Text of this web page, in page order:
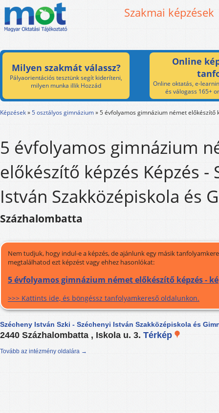
Szakmai képzések
Milyen szakmát válassz?
Pályaorientációs tesztünk segít kideríteni,
milyen munka illik Hozzád
Online
Online oktatás, e-
és válogass 165+
Képzések»5 osztályos gimnázium»5 évfolyamos gimnázium német előkészítő
5 évfolyamos gimnázium
előkészítő képzés Képzés -
István Szakközépiskola és
Százhalombatta
Nem tudjuk, hogy indul-e a képzés, de ajánlunk egy másik
megtalálhatod ezt képzést vagy ehhez hasonlókat:
5 évfolyamos gimnázium német előkészítő képzés -
>>> Kattints ide, és böngéssz tanfolyamkereső oldalunkon.
Szécheny István Szki - Széchenyi István Szakközépiskola és
2440 Százhalombatta , Iskola u. 3. Térkép
Tovább az intézmény oldalára →